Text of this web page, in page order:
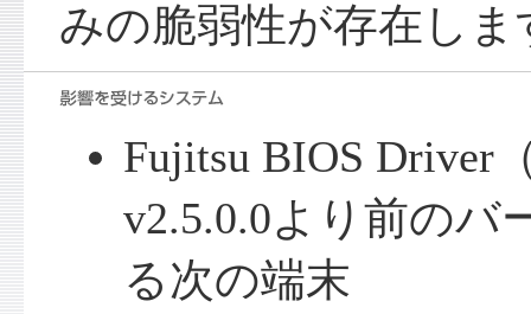
みの脆弱性が存在しま
Fujitsu BIOS Driver
v2.5.0.0より前のバ
る次の端末